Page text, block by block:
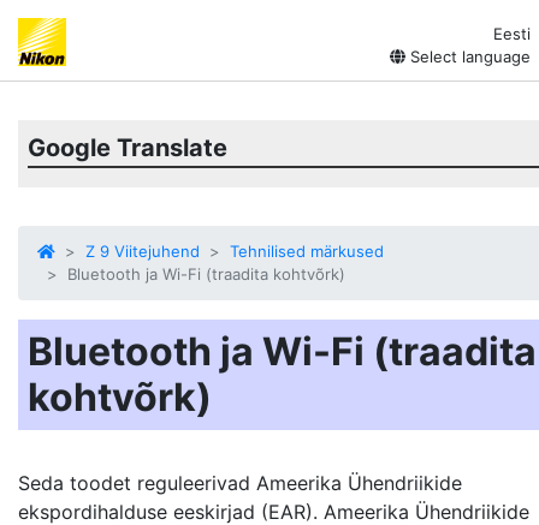
Eesti
Select language
Google Translate
Z 9 Viitejuhend
Tehnilised märkused
Bluetooth ja Wi-Fi (traadita kohtvõrk)
Bluetooth ja Wi-Fi (traadita
kohtvõrk)
Seda toodet reguleerivad Ameerika Ühendriikide
ekspordihalduse eeskirjad (EAR). Ameerika Ühendriikide